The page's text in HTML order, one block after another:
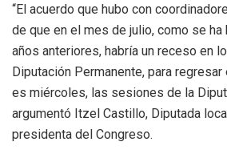
“El acuerdo que hubo con
de que en el mes de julio, como se ha
años anteriores, habría un receso en
Diputación Permanente, para
es miércoles, las sesiones de la
argumentó Itzel Castillo, Diputada
presidenta del Congreso.